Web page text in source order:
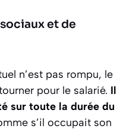
et de
n’est pas rompu, le
pour le salarié. Il
sur toute la durée du
s’il occupait son